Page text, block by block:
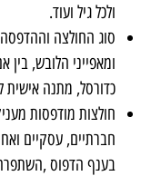
ולכל גיל ועוד.
סוג החולצה
ומאפייני הלובש, בין
כדורסל, מתנה אישית
חולצות מודפסות
חברתיים, עסקיים
בענף הדפוס